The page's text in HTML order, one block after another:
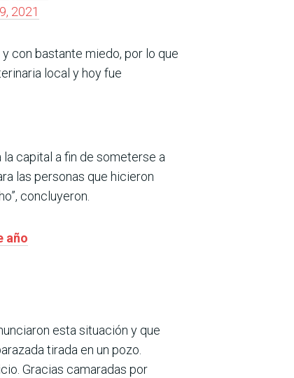
2021
con bastante miedo, por lo que
local y hoy fue
capital a fin de someterse a
las personas que hicieron
concluyeron.
año
esta situación y que
tirada en un pozo.
Gracias camaradas por